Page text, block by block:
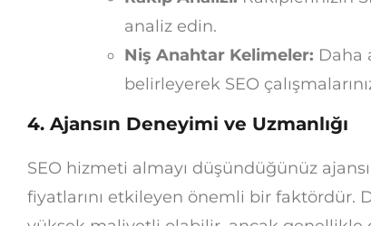
analiz edin.
Niş Anahtar Kelimeler: Daha
belirleyerek SEO
4. Ajansın Deneyimi ve Uzmanlığı
SEO hizmeti almayı düşündüğünüz
fiyatlarını etkileyen önemli bir faktördür.